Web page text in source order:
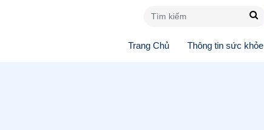
Trang Chủ Thông tin sức khỏe